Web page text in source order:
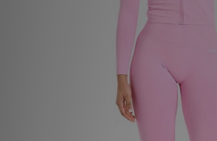
Download JD app'en